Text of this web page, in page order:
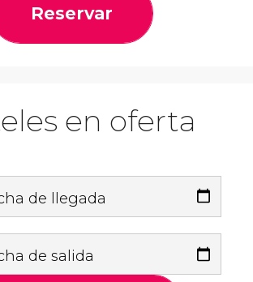
Reservar
en oferta
de llegada
de salida